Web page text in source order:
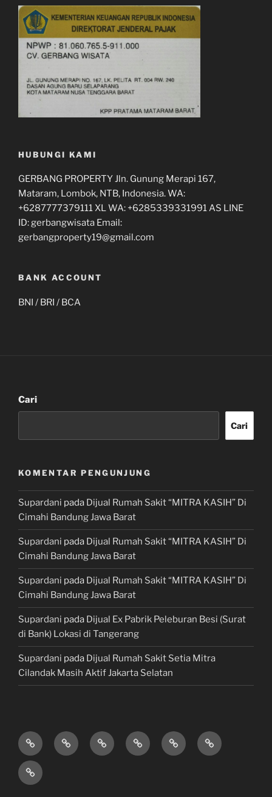
HUBUNGI KAMI
GERBANG PROPERTY Jln. Gunung Merapi 167,
Mataram, Lombok, NTB, Indonesia. WA:
+6287777379111 XL WA: +6285339331991 AS LINE
ID: gerbangwisata Email:
gerbangproperty19@gmail.com
BANK ACCOUNT
BNI / BRI / BCA
Cari
Cari
KOMENTAR PENGUNJUNG
Supardani pada Dijual Rumah Sakit “MITRA KASIH” Di
Cimahi Bandung Jawa Barat
Supardani pada Dijual Rumah Sakit “MITRA KASIH” Di
Cimahi Bandung Jawa Barat
Supardani pada Dijual Rumah Sakit “MITRA KASIH” Di
Cimahi Bandung Jawa Barat
Supardani pada Dijual Ex Pabrik Peleburan Besi (Surat
di Bank) Lokasi di Tangerang
Supardani pada Dijual Rumah Sakit Setia Mitra
Cilandak Masih Aktif Jakarta Selatan
TANAH
DIJUAL
RUMAH
DIJUAL
HOTEL
&
LAHAN
/
KONSULTAN
PROPERTY
JUAL,
BELI
JASA
KONSTRUKSI